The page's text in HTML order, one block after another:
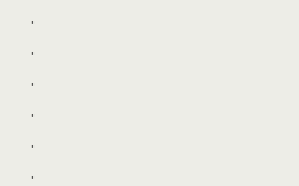
.
.
.
.
.
.